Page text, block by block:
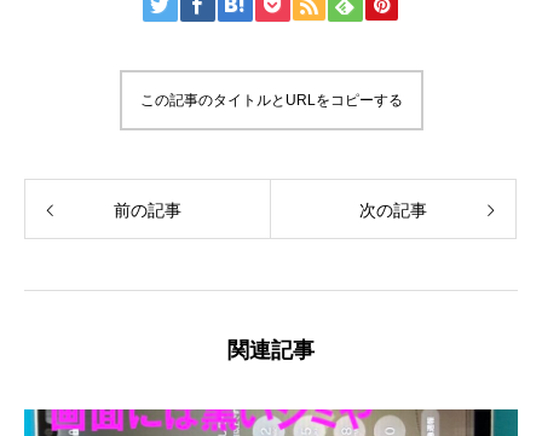
この記事のタイトルとURLをコピーする
前の記事 次の記事
関連記事